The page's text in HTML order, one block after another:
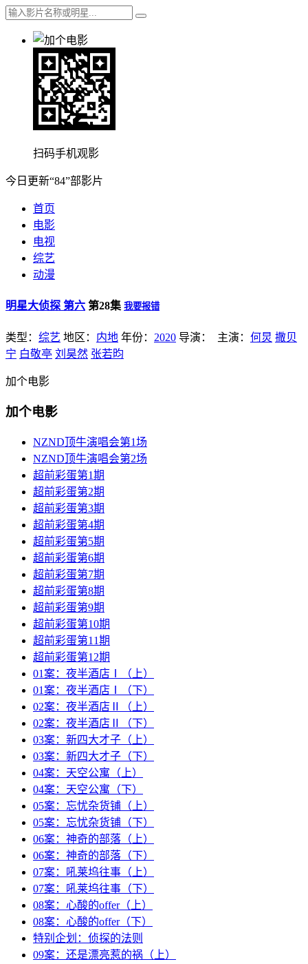
扫码手机观影
今日更新“84”部影片
首页
电影
电视
综艺
动漫
明星大侦探 第六 第28集 我要报错
类型： 综艺 地区： 内地 年份： 2020 导演： 主演： 何炅 撒贝
宁 白敬亭 刘昊然 张若昀
加个电影
加个电影
NZND顶牛演唱会第1场
NZND顶牛演唱会第2场
超前彩蛋第1期
超前彩蛋第2期
超前彩蛋第3期
超前彩蛋第4期
超前彩蛋第5期
超前彩蛋第6期
超前彩蛋第7期
超前彩蛋第8期
超前彩蛋第9期
超前彩蛋第10期
超前彩蛋第11期
超前彩蛋第12期
01案：夜半酒店Ⅰ（上）
01案：夜半酒店Ⅰ（下）
02案：夜半酒店Ⅱ（上）
02案：夜半酒店Ⅱ（下）
03案：新四大才子（上）
03案：新四大才子（下）
04案：天空公寓（上）
04案：天空公寓（下）
05案：忘忧杂货铺（上）
05案：忘忧杂货铺（下）
06案：神奇的部落（上）
06案：神奇的部落（下）
07案：吼莱坞往事（上）
07案：吼莱坞往事（下）
08案：心酸的offer（上）
08案：心酸的offer（下）
特别企划：侦探的法则
09案：还是漂亮惹的祸（上）